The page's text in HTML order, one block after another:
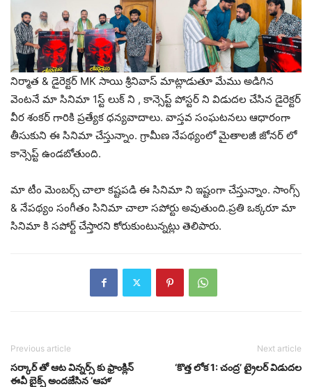
నిర్మాత & డైరెక్టర్ MK సాయి శ్రీనివాస్ మాట్లాడుతూ మేము అడిగిన
వెంటనే మా సినిమా 1స్ట్ లుక్ ని , కాన్సెప్ట్ పోస్టర్ ని విడుదల చేసిన డైరెక్టర్
వీర శంకర్ గారికి ప్రత్యేక ధన్యవాదాలు. వాస్తవ సంఘటనలు ఆధారంగా
తీసుకుని ఈ సినిమా చేస్తున్నాం. గ్రామీణ నేపథ్యంలో మైతాలజీ జోనర్ లో
కాన్సెప్ట్ ఉండబోతుంది.
మా టీం మెంబర్స్ చాలా కష్టపడి ఈ సినిమా ని ఇష్టంగా చేస్తున్నాం. సాంగ్స్
& నేపథ్యం సంగీతం సినిమా చాలా సపోర్టు అవుతుంది.ప్రతి ఒక్కరూ మా
సినిమా కి సపోర్ట్ చేస్తారని కోరుకుంటున్నట్లు తెలిపారు.
Previous article
సర్కార్ తో ఆట విన్నర్స్ కు ఫ్రాంక్లిన్
ఈవీ బైక్స్ అందజేసిన ‘ఆహా’
Next article
‘కొత్త లోక 1: చంద్ర’ ట్రైలర్ విడుదల